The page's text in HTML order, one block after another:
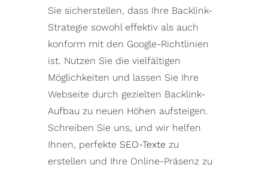
Sie sicherstellen, dass Ihre Backlink-
Strategie sowohl effektiv als auch
konform mit den Google-Richtlinien
ist. Nutzen Sie die vielfältigen
Möglichkeiten und lassen Sie Ihre
Webseite durch gezielten Backlink-
Aufbau zu neuen Höhen aufsteigen.
Schreiben Sie uns, und wir helfen
Ihnen, perfekte SEO-Texte zu
erstellen und Ihre Online-Präsenz zu